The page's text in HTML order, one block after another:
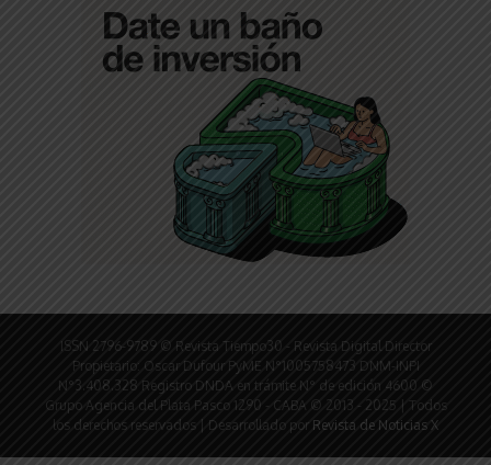
ISSN 2796-9789 © Revista Tiempo30 - Revista Digital Director
Propietario: Oscar Dufour PyME N°1005758473 DNM-INPI
N°3.408.328 Registro DNDA en trámite N° de edición 4600 ©
Grupo Agencia del Plata Pasco 1290 - CABA © 2013 - 2025 | Todos
los derechos reservados | Desarrollado por Revista de Noticias X